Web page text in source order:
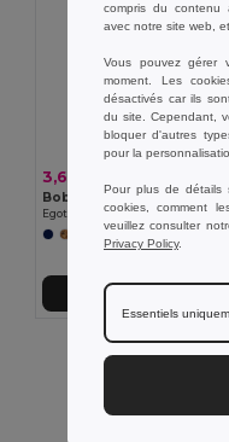
3,64 €
Egotier 99572
Ajouter au Panier
Affichage
compris du contenu
avec notre site web,
Vous pouvez gérer
moment. Les
désactivés car ils
du site. Cependant,
bloquer d'autres
pour la
Pour plus de détails
cookies, comment
veuillez consulter
Privacy Policy.
Essentiels